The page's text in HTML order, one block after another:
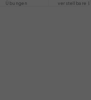
und clever verstauen
Übungen verstellbare